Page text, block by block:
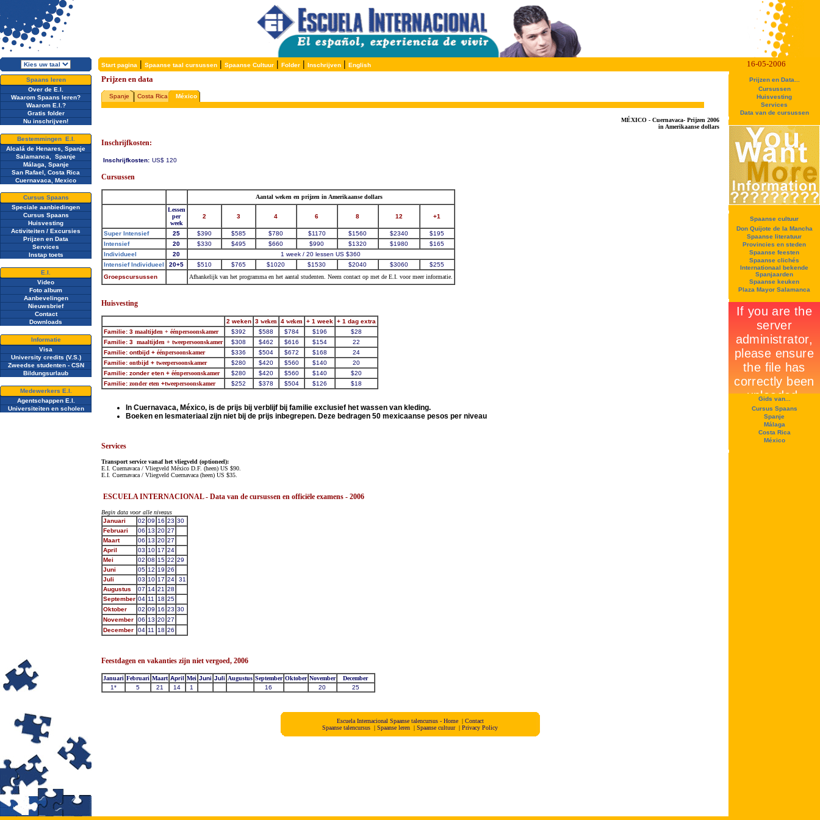
Start pagina | Spaanse taal cursussen | Spaanse Cultuur | Folder | Inschrijven | English 16-05-2006
Spaans leren
Over de E.I.
Waarom Spaans leren?
Waarom E.I.?
Gratis folder
Nu inschrijven!
Bestemmingen E.I.
Alcalá de Henares, Spanje
Salamanca, Spanje
Málaga, Spanje
San Rafael, Costa Rica
Cuernavaca, Mexico
Cursus Spaans
Speciale aanbiedingen
Cursus Spaans
Huisvesting
Activiteiten / Excursies
Prijzen en Data
Services
Instap toets
E.I.
Video
Foto album
Aanbevelingen
Nieuwsbrief
Contact
Downloads
Informatie
Visa
University credits (V.S.)
Zweedse studenten - CSN
Bildungsurlaub
Medewerkers E.I.
Agentschappen E.I.
Universiteiten en scholen
Prijzen en data
Spanje Costa Rica México
MÉXICO - Cuernavaca- Prijzen 2006
in Amerikaanse dollars
Inschrijfkosten:
Inschrijfkosten: US$ 120
Cursussen
Aantal weken en prijzen in Amerikaanse dollars
Lessen
per
week
2 3 4 6 8 12 +1
Super Intensief 25 $390 $585 $780 $1170 $1560 $2340
$195
Intensief
20 $330 $495 $660 $990 $1320 $1980
$165
Individueel
20
1 week / 20 lessen US $360
Intensief Individueel
20+5 $510 $765 $1020 $1530 $2040 $3060
$255
Groepscursussen
Afhankelijk van het programma en het aantal studenten. Neem contact op met de E.I. voor meer informatie.
Huisvesting
2 weken 3 weken 4 weken + 1 week + 1 dag extra
Familie: 3 maaltijden + éénpersoonskamer $392 $588 $784 $196
$28
Familie: 3 maaltijden + tweepersoonskamer $308 $462 $616 $154
22
Familie: ontbijd + éénpersoonskamer $336 $504 $672 $168
24
Familie: ontbijd + tweepersoonskamer $280 $420 $560 $140
20
Familie: zonder eten + éénpersoonskamer $280 $420 $560 $140
$20
Familie: zonder eten +tweepersoonskamer $252 $378 $504 $126 $18
In Cuernavaca, México, is de prijs bij verblijf bij familie exclusief het wassen van kleding.
Boeken en lesmateriaal zijn niet bij de prijs inbegrepen. Deze bedragen 50 mexicaanse pesos per niveau
Services
Transport service vanaf het vliegveld (optioneel):
E.I. Cuernavaca / Vliegveld México D.F. (heen) US $90.
E.I. Cuernavaca / Vliegveld Cuernavaca (heen) US $35.
ESCUELA INTERNACIONAL - Data van de cursussen en officiële examens - 2006
Begin data voor alle niveaus
Januari
02 09 16 23 30
Februari
06 13 20 27
Maart
06 13 20 27
April
03 10 17 24
Mei
02 08 15 22 29
Juni
05 12 19 26
Juli
03 10 17 24
31
Augustus
07 14 21 28
September 04 11 18 25
Oktober
02 09 16 23 30
November
06 13 20 27
December
04 11 18 26
Feestdagen en vakanties zijn niet vergoed, 2006
Januari Februari Maart April Mei Juni Juli Augustus September Oktober November
December
1*
5 21 14 1 16 20 25
Escuela Internacional Spaanse talencursus - Home | Contact
Spaanse talencursus | Spaanse leren | Spaanse cultuur| Privacy Policy
Prijzen en Data...
Cursussen
Huisvesting
Services
Data van de cursussen
Spaanse cultuur
Don Quijote de la Mancha
Spaanse literatuur
Provincies en steden
Spaanse feesten
Spaanse clichés
Internationaal bekende
Spanjaarden
Spaanse keuken
Plaza Mayor Salamanca
Gids van...
Cursus Spaans
Spanje
Málaga
Costa Rica
México